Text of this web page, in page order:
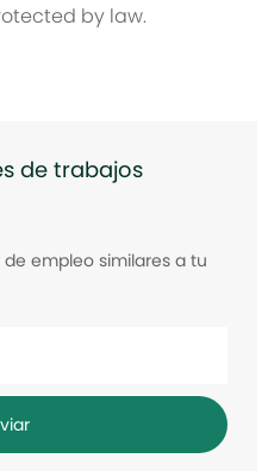
by law.
de trabajos
empleo similares a tu